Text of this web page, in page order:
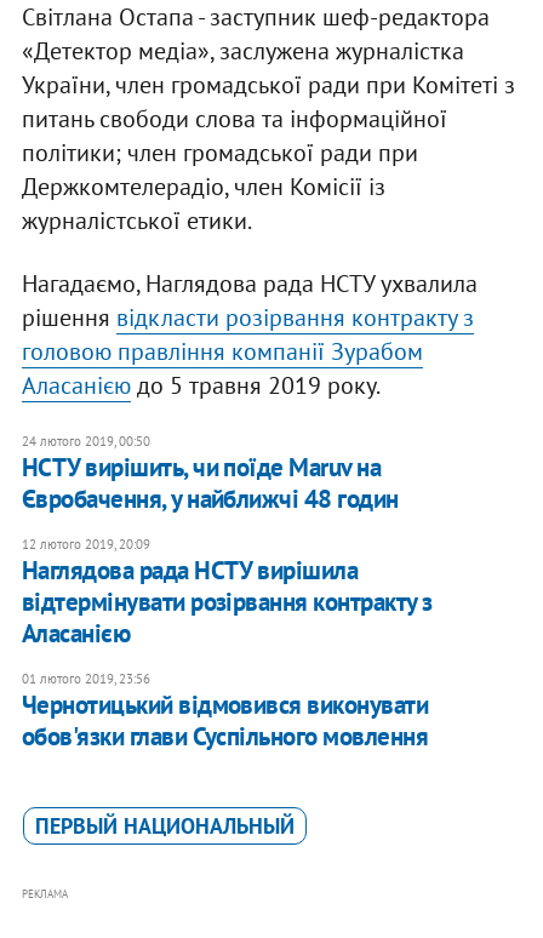
Світлана Остапа - заступник шеф-редактора
«Детектор медіа», заслужена журналістка
України, член громадської ради при Комітеті з
питань свободи слова та інформаційної
політики; член громадської ради при
Держкомтелерадіо, член Комісії із
журналістської етики.
Нагадаємо, Наглядова рада НСТУ ухвалила
рішення відкласти розірвання контракту з
головою правління компанії Зурабом
Аласанієюдо 5 травня 2019 року.
24 лютого 2019, 00:50
НСТУ вирішить, чи поїде Maruv на
Євробачення, у найближчі 48 годин
12 лютого 2019, 20:09
Наглядова рада НСТУ вирішила
відтермінувати розірвання контракту з
Аласанією
01 лютого 2019, 23:56
Чернотицький відмовився виконувати
обов'язки глави Суспільного мовлення
ПЕРВЫЙ НАЦИОНАЛЬНЫЙ
РЕКЛАМА